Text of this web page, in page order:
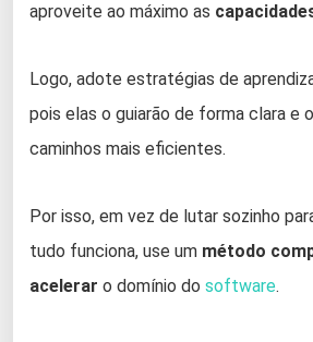
aproveite ao máximo as
Logo, adote estratégias de
pois elas o guiarão de forma clara e
caminhos mais eficientes.
Por isso, em vez de lutar sozinho
tudo funciona, use um método
acelerar o domínio do software.